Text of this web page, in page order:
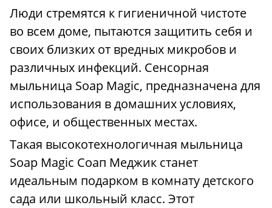
Люди стремятся к гигиеничной чистоте
во всем доме, пытаются защитить себя и
своих близких от вредных микробов и
различных инфекций. Сенсорная
мыльница Soap Magic, предназначена для
использования в домашних условиях,
офисе, и общественных местах.
Такая высокотехнологичная мыльница
Soap Magic Соап Меджик станет
идеальным подарком в комнату детского
сада или школьный класс. Этот